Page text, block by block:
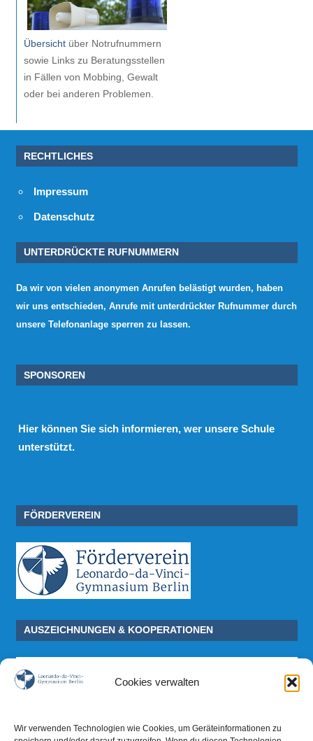
Cookies verwalten
Wir verwenden Technologien wie Cookies, um Geräteinformationen zu
Übersichtüber Notrufnummern
sowie Links zu Beratungsstellen
in Fällen von Mobbing, Gewalt
oder bei anderen Problemen.
RECHTLICHES
Impressum
Datenschutz
UNTERDRÜCKTE RUFNUMMERN
Da wir von vielen anonymen Anrufen belästigt wurden, haben
wir uns entschieden, Anrufe mit unterdrückter Rufnummer durch
unsere Telefonanlage sperren zu lassen.
SPONSOREN
Hier können Sie sich informieren, wer unsere Schule
unterstützt.
FÖRDERVEREIN
AUSZEICHNUNGEN & KOOPERATIONEN